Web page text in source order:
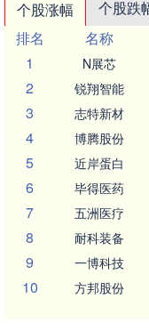
个股涨幅 个股跌
排名
名称
1
N展芯
2 锐翔智能
3 志特新材
4 博腾股份
5 近岸蛋白
6 毕得医药
7 五洲医疗
8 耐科装备
9 一博科技
10 方邦股份